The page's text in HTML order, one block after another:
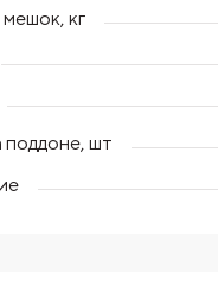
кг
поддоне, шт